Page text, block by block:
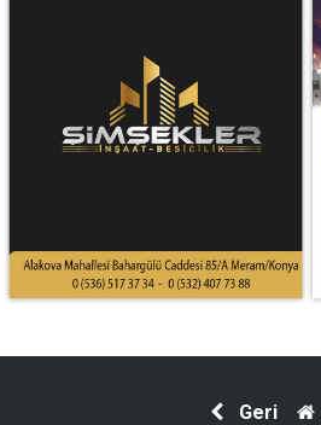
Geri